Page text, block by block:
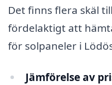
Det finns flera skäl
fördelaktigt att
för solpaneler i
Jämförelse av